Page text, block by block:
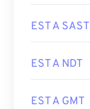
EST A SAST
EST A NDT
EST A GMT